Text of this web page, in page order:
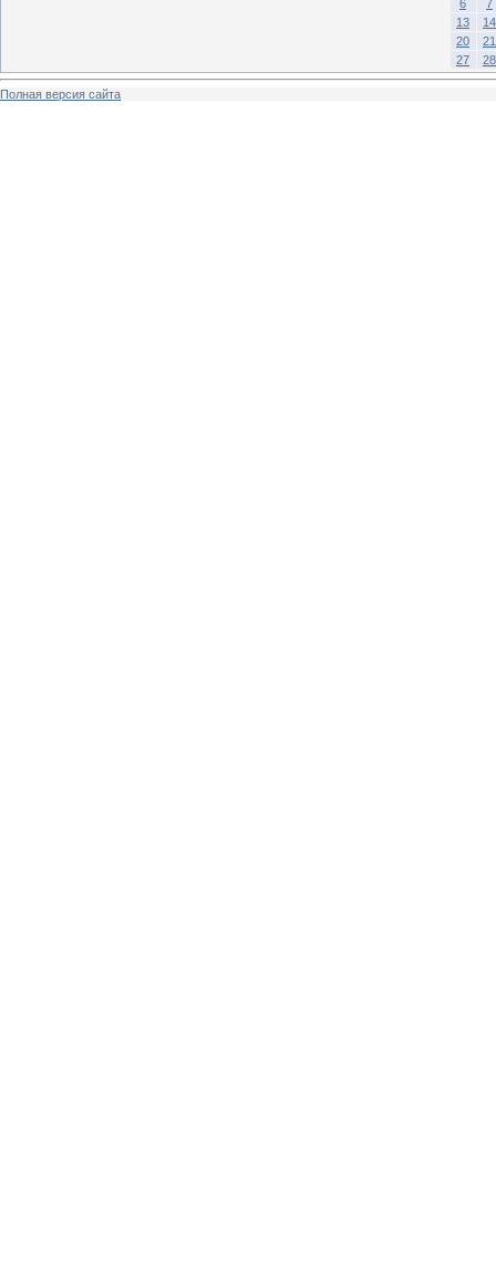
6
7
13
14
20
21
27
28
Полная версия сайта